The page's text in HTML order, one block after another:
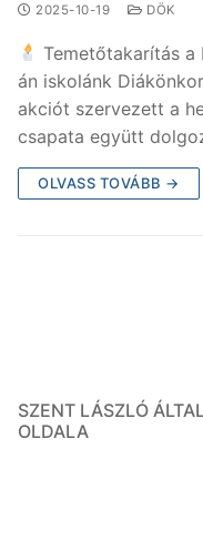
2025-10-19 DÖK
Temetőtakarítás a
án iskolánk
akciót szervezett a
csapata együtt
OLVASS TOVÁBB →
SZENT LÁSZLÓ
OLDALA